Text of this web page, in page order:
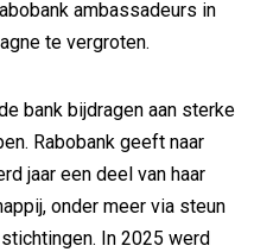
ambassadeurs in
te vergroten.
bank bijdragen aan sterke
Rabobank geeft naar
jaar een deel van haar
onder meer via steun
In 2025 werd